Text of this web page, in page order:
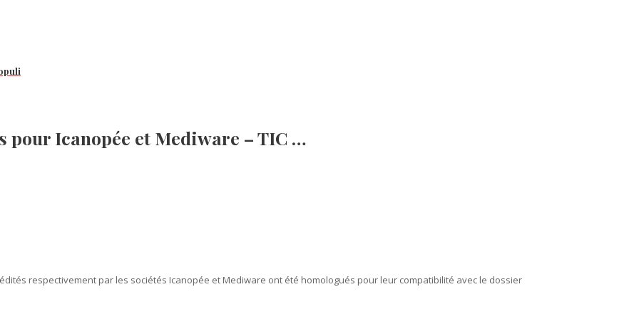
Icanopée et Mediware – TIC …
édités respectivement par les sociétés Icanopée et Mediware ont été homologués pour leur compatibilité avec le dossier